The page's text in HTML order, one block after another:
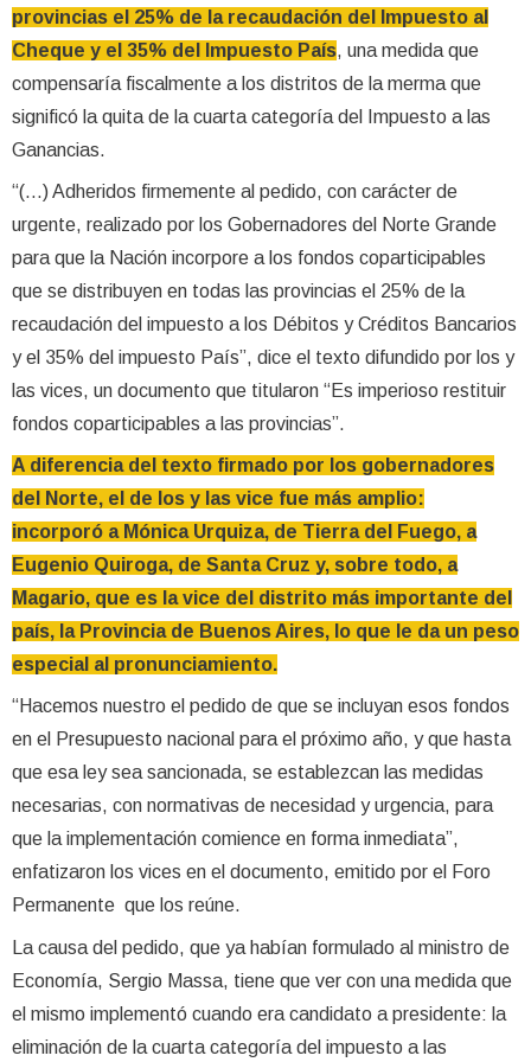
provincias el 25% de la recaudación del Impuesto al
Cheque y el 35% del Impuesto País, una medida que
compensaría fiscalmente a los distritos de la merma que
significó la quita de la cuarta categoría del Impuesto a las
Ganancias.
“(…) Adheridos firmemente al pedido, con carácter de
urgente, realizado por los Gobernadores del Norte Grande
para que la Nación incorpore a los fondos coparticipables
que se distribuyen en todas las provincias el 25% de la
recaudación del impuesto a los Débitos y Créditos Bancarios
y el 35% del impuesto País”, dice el texto difundido por los y
las vices, un documento que titularon “Es imperioso restituir
fondos coparticipables a las provincias”.
A diferencia del texto firmado por los gobernadores
del Norte, el de los y las vice fue más amplio:
incorporó a Mónica Urquiza, de Tierra del Fuego, a
Eugenio Quiroga, de Santa Cruz y, sobre todo, a
Magario, que es la vice del distrito más importante del
país, la Provincia de Buenos Aires, lo que le da un peso
especial al pronunciamiento.
“Hacemos nuestro el pedido de que se incluyan esos fondos
en el Presupuesto nacional para el próximo año, y que hasta
que esa ley sea sancionada, se establezcan las medidas
necesarias, con normativas de necesidad y urgencia, para
que la implementación comience en forma inmediata”,
enfatizaron los vices en el documento, emitido por el Foro
Permanente que los reúne.
La causa del pedido, que ya habían formulado al ministro de
Economía, Sergio Massa, tiene que ver con una medida que
el mismo implementó cuando era candidato a presidente: la
eliminación de la cuarta categoría del impuesto a las